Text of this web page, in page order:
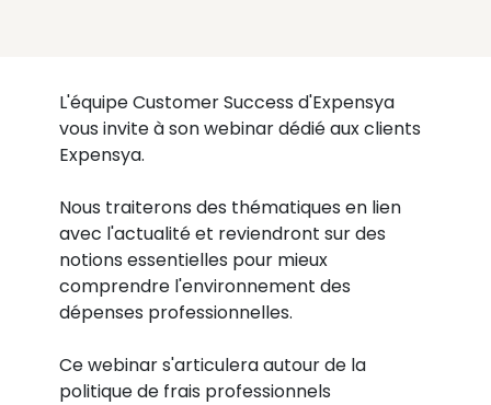
L'équipe Customer Success d'Expensya
vous invite à son webinar dédié aux clients
Expensya.
Nous traiterons des thématiques en lien
avec l'actualité et reviendront sur des
notions essentielles pour mieux
comprendre l'environnement des
dépenses professionnelles.
Ce webinar s'articulera autour de la
politique de frais professionnels